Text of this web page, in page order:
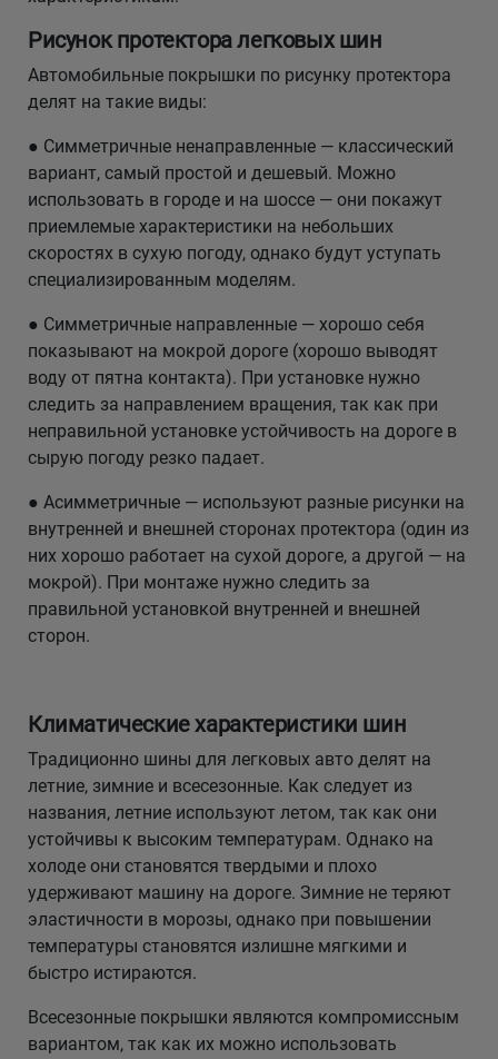
Рисунок протектора легковых шин
Автомобильные покрышки по рисунку протектора
делят на такие виды:
● Симметричные ненаправленные — классический
вариант, самый простой и дешевый. Можно
использовать в городе и на шоссе — они покажут
приемлемые характеристики на небольших
скоростях в сухую погоду, однако будут уступать
специализированным моделям.
● Симметричные направленные — хорошо себя
показывают на мокрой дороге (хорошо выводят
воду от пятна контакта). При установке нужно
следить за направлением вращения, так как при
неправильной установке устойчивость на дороге в
сырую погоду резко падает.
● Асимметричные — используют разные рисунки на
внутренней и внешней сторонах протектора (один из
них хорошо работает на сухой дороге, а другой — на
мокрой). При монтаже нужно следить за
правильной установкой внутренней и внешней
сторон.
Климатические характеристики шин
Традиционно шины для легковых авто делят на
летние, зимние и всесезонные. Как следует из
названия, летние используют летом, так как они
устойчивы к высоким температурам. Однако на
холоде они становятся твердыми и плохо
удерживают машину на дороге. Зимние не теряют
эластичности в морозы, однако при повышении
температуры становятся излишне мягкими и
быстро истираются.
Всесезонные покрышки являются компромиссным
вариантом, так как их можно использовать